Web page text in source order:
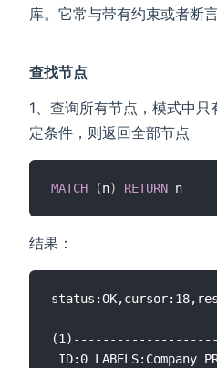
库。它常与带有约束或者断
查找节点
1、查询所有节点，模式中
定条件，则返回全部节点
MATCH (n) RETURN
结果：
ID:0 LABELS:Company